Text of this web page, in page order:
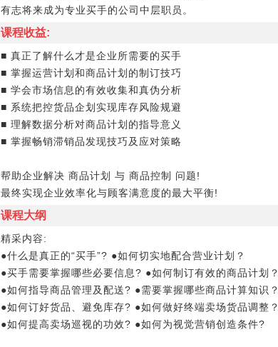
有志将来成为专业买手的公司中层职员。
课程收益:
■ 真正了解什么才是企业所需要的买手
■ 掌握运营计划和商品计划的制订技巧
■ 学会市场信息的有效收集和真伪分析
■ 系统把控货品企划实现库存风险规避
■ 理解数据分析对商品计划的指导意义
■ 掌握畅销滞销品发现技巧及应对策略
帮助企业解决 商品计划 与 商品控制 问题!
最终实现企业效率化与顾客满意度的最大平衡!
课程大纲
精采内容:
●什么是真正的“买手”? ●如何切实地配合营业计划？
●买手需要掌握哪些必要信息? ●如何制订有效的商品计划？
●如何指导商品管理及配送? ●需要掌握哪些商品计算知识？
●如何订好货品、避免库存? ●如何做好终端卖场货品调整？
●如何提高卖场巡视的功效? ●如何为视觉营销创造条件?